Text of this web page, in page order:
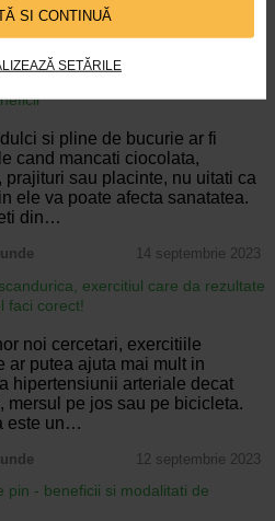
SI CONTINUĂ
SETĂRILE
mit intens…
si pline de bucurie ar fi
cand mancati ciocolata,
prajituri sau placinte, nu uitati ca
ele va poate afecta sanatatea.
din…
14 septembrie 2023
exercitiul care da rezultate
faci corect!
noi cercetari, exercitiile
ar putea ajuta mai mult in
hipertensiunii arteriale decat
mersul pe jos sau pe bicicleta.
este un…
12 septembrie 2023
pin - beneficii si modalitati de